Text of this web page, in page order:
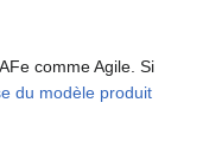
comme Agile. Si
du modèle produit